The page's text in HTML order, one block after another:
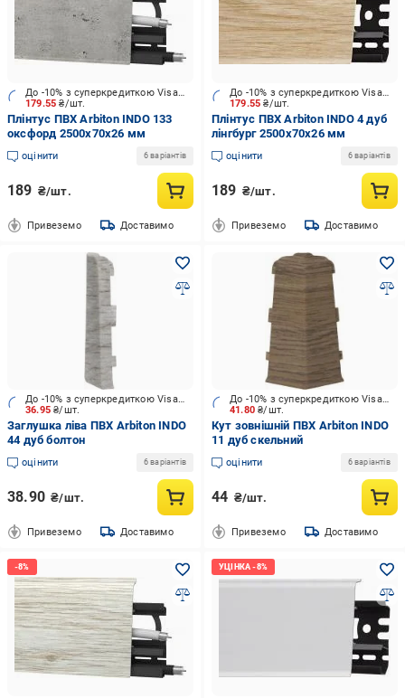
179.55₴/шт.
До -10% з суперкредиткою Visa Вигода
Плінтус ПВХ Arbiton INDO 133
оксфорд 2500х70x26 мм
оцінити 6 варіантів
189 ₴/шт.
Привеземо Доставимо
179.55₴/шт.
До -10% з суперкредиткою Visa Вигода
Плінтус ПВХ Arbiton INDO 4 дуб
лінгбург 2500х70x26 мм
оцінити 6 варіантів
189 ₴/шт.
Привеземо Доставимо
36.95₴/шт.
До -10% з суперкредиткою Visa Вигода
Заглушка ліва ПВХ Arbiton INDO
44 дуб болтон
оцінити 6 варіантів
38.90 ₴/шт.
Привеземо Доставимо
41.80₴/шт.
До -10% з суперкредиткою Visa Вигода
Кут зовнішній ПВХ Arbiton INDO
11 дуб скельний
оцінити 6 варіантів
44 ₴/шт.
Привеземо Доставимо